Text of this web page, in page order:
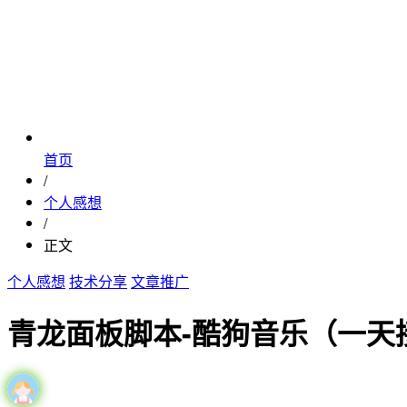
首页
/
个人感想
/
正文
个人感想 技术分享文章推广
青龙面板脚本-酷狗音乐（一天